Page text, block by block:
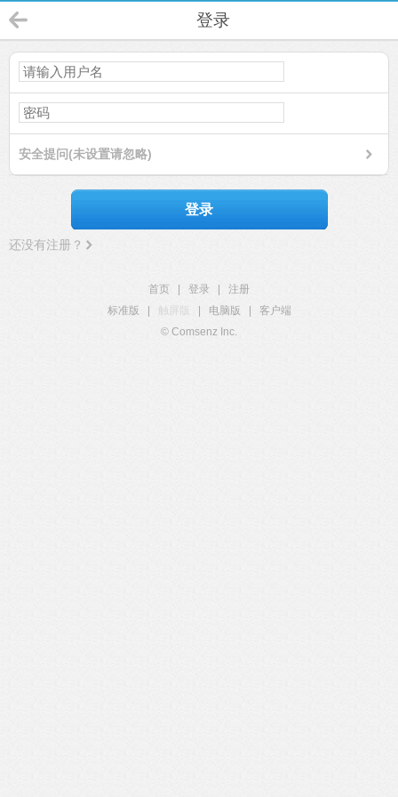
登录
安全提问(未设置请忽略)
登录
还没有注册？
首页 登录
注册
标准版
触屏版 电脑版
客户端
© Comsenz Inc.